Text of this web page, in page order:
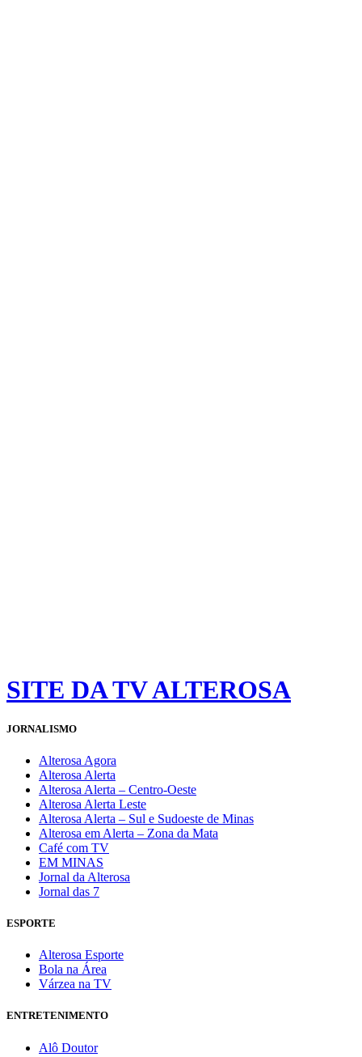
SITE DA TV ALTEROSA
JORNALISMO
Alterosa Agora
Alterosa Alerta
Alterosa Alerta – Centro-Oeste
Alterosa Alerta Leste
Alterosa Alerta – Sul e Sudoeste de Minas
Alterosa em Alerta – Zona da Mata
Café com TV
EM MINAS
Jornal da Alterosa
Jornal das 7
ESPORTE
Alterosa Esporte
Bola na Área
Várzea na TV
ENTRETENIMENTO
Alô Doutor